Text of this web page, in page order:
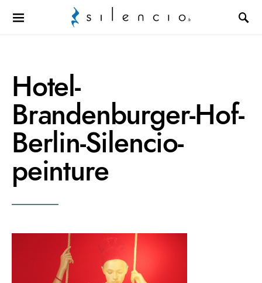
Search for:
Hotel-
Brandenburger-Hof-
Berlin-Silencio-
peinture